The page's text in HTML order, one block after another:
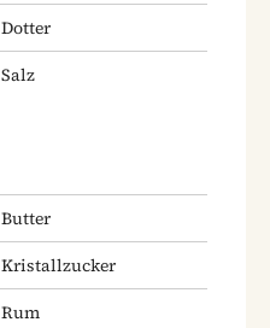
Dotter
Salz
Butter
Kristallzucker
Rum